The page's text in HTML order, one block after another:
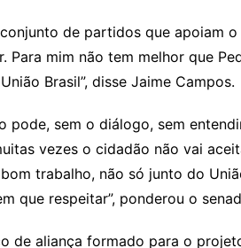
de partidos que apoiam
Para mim não tem melhor que
Brasil”, disse Jaime Campos.
pode, sem o diálogo, sem
vezes o cidadão não vai
trabalho, não só junto do
que respeitar”, ponderou o
de aliança formado para o